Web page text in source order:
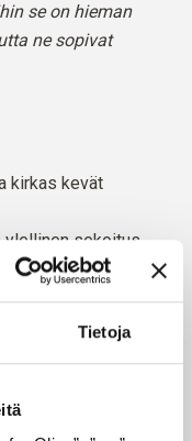
Tietoja
se on hieman
ne sopivat
kirkas kevät
ylellinen sekoitus
tiloilta, miltä